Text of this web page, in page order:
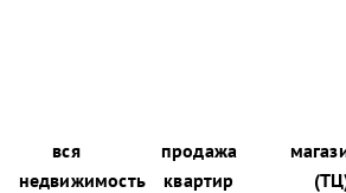
вся
недвижимость
продажа
квартир